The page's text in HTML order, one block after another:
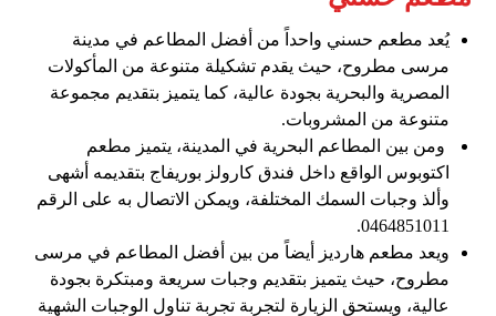
يُعد مطعم حسني واحداً من أفضل المطاعم في مدينة
مرسى مطروح، حيث يقدم تشكيلة متنوعة من المأكولات
المصرية والبحرية بجودة عالية، كما يتميز بتقديم مجموعة
متنوعة من المشروبات.
ومن بين المطاعم البحرية في المدينة، يتميز مطعم
اكتوبوس الواقع داخل فندق كارولز بوريفاج بتقديمه أشهى
وألذ وجبات السمك المختلفة، ويمكن الاتصال به على الرقم
0464851011.
ويعد مطعم هارديز أيضاً من بين أفضل المطاعم في مرسى
مطروح، حيث يتميز بتقديم وجبات سريعة ومبتكرة بجودة
عالية، ويستحق الزيارة لتجربة تجربة تناول الوجبات الشهية